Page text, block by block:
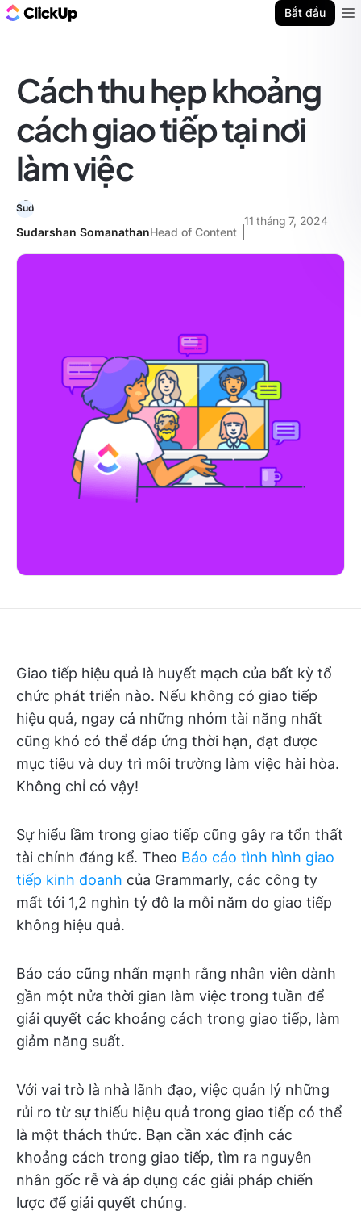
Bắt đầu
Cách thu hẹp khoảng
cách giao tiếp tại nơi
làm việc
Sudarshan SomanathanHead of Content
11 tháng 7, 2024
Giao tiếp hiệu quả là huyết mạch của bất kỳ tổ
chức phát triển nào. Nếu không có giao tiếp
hiệu quả, ngay cả những nhóm tài năng nhất
cũng khó có thể đáp ứng thời hạn, đạt được
mục tiêu và duy trì môi trường làm việc hài hòa.
Không chỉ có vậy!
Sự hiểu lầm trong giao tiếp cũng gây ra tổn thất
tài chính đáng kể. Theo Báo cáo tình hình giao
tiếp kinh doanh của Grammarly, các công ty
mất tới 1,2 nghìn tỷ đô la mỗi năm do giao tiếp
không hiệu quả.
Báo cáo cũng nhấn mạnh rằng nhân viên dành
gần một nửa thời gian làm việc trong tuần để
giải quyết các khoảng cách trong giao tiếp, làm
giảm năng suất.
Với vai trò là nhà lãnh đạo, việc quản lý những
rủi ro từ sự thiếu hiệu quả trong giao tiếp có thể
là một thách thức. Bạn cần xác định các
khoảng cách trong giao tiếp, tìm ra nguyên
nhân gốc rễ và áp dụng các giải pháp chiến
lược để giải quyết chúng.